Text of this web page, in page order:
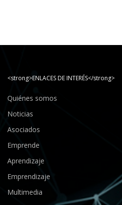
<strong>ENLACES DE INTERÉS</strong>
Quiénes somos
Noticias
Asociados
Emprende
Aprendizaje
Emprendizaje
Multimedia